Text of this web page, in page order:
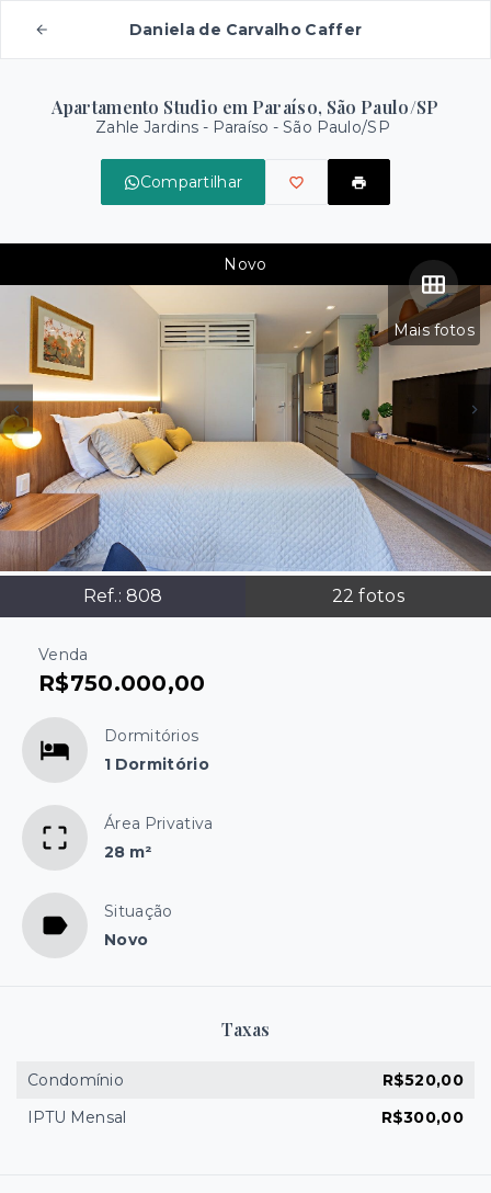
Daniela de Carvalho Caffer
Apartamento Studio em Paraíso, São Paulo/SP
Zahle Jardins - Paraíso - São Paulo/SP
Compartilhar
Mais fotos
Ref.: 808 22 fotos
Novo
Venda
R$750.000,00
Dormitórios
1 Dormitório
Área Privativa
28 m²
Situação
Novo
Taxas
Condomínio
R$520,00
IPTU Mensal
R$300,00